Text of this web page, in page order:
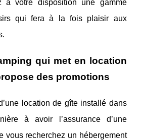
à votre disposition une gamme
qui fera à la fois plaisir aux
qui met en location
des promotions
location de gîte installé dans
à avoir l’assurance d’une
vous recherchez un hébergement